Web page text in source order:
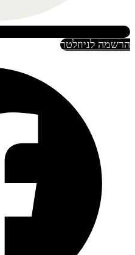
הרשמה לניוזלטר